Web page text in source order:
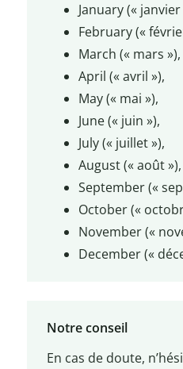
January (« janvier
February («
March (« mars »),
April (« avril »),
May (« mai »),
June (« juin »),
July (« juillet »),
August (« août »),
September («
October («
November («
December («
Notre conseil
En cas de doute,